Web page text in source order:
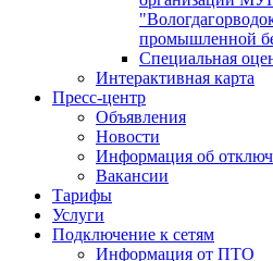
промышленной
Специальная
Интерактивная карта
Пресс-центр
Объявления
Новости
Информация об
Вакансии
Тарифы
Услуги
Подключение к сетям
Информация от ПТО